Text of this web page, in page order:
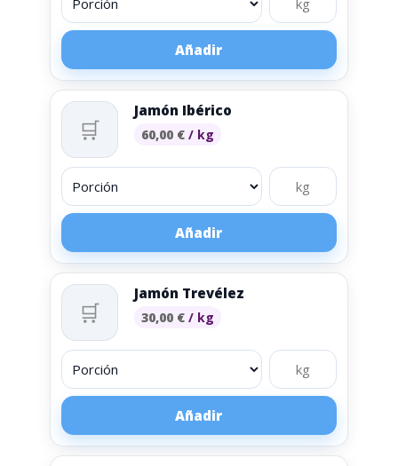
Añadir
🛒
Jamón Ibérico
60,00 € / kg
Añadir
🛒
Jamón Trevélez
30,00 € / kg
Añadir